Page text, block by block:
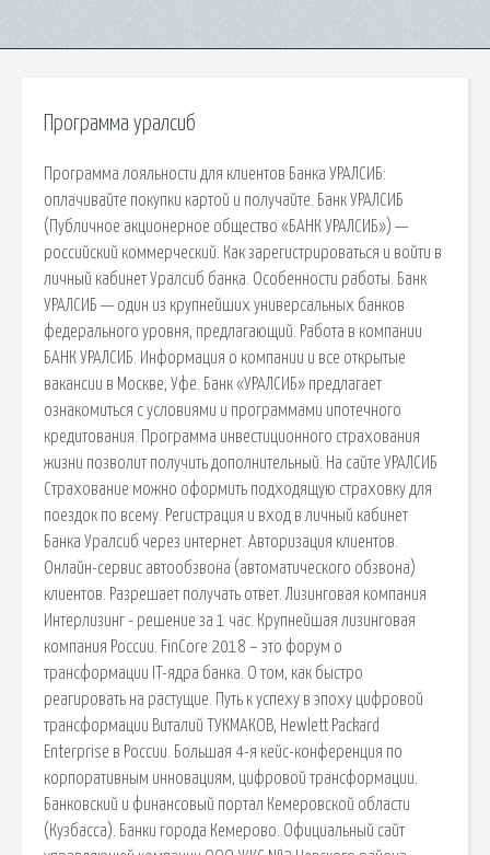
Программа уралсиб
Программа лояльности для клиентов Банка УРАЛСИБ:
оплачивайте покупки картой и получайте. Банк УРАЛСИБ
(Публичное акционерное общество «БАНК УРАЛСИБ») —
российский коммерческий. Как зарегистрироваться и войти в
личный кабинет Уралсиб банка. Особенности работы. Банк
УРАЛСИБ — один из крупнейших универсальных банков
федерального уровня, предлагающий. Работа в компании
БАНК УРАЛСИБ. Информация о компании и все открытые
вакансии в Москве, Уфе. Банк «УРАЛСИБ» предлагает
ознакомиться с условиями и программами ипотечного
кредитования. Программа инвестиционного страхования
жизни позволит получить дополнительный. На сайте УРАЛСИБ
Страхование можно оформить подходящую страховку для
поездок по всему. Регистрация и вход в личный кабинет
Банка Уралсиб через интернет. Авторизация клиентов.
Онлайн-сервис автообзвона (автоматического обзвона)
клиентов. Разрешает получать ответ. Лизинговая компания
Интерлизинг - решение за 1 час. Крупнейшая лизинговая
компания России. FinCore 2018 – это форум о
трансформации IT-ядра банка. О том, как быстро
реагировать на растущие. Путь к успеху в эпоху цифровой
трансформации Виталий ТУКМАКОВ, Hewlett Packard
Enterprise в России. Большая 4-я кейс-конференция по
корпоративным инновациям, цифровой трансформации.
Банковский и финансовый портал Кемеровской области
(Кузбасса). Банки города Кемерово. Официальный сайт